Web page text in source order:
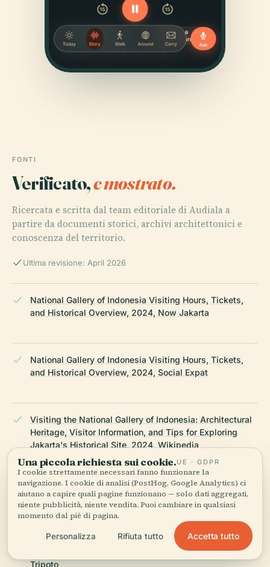
FONTI
Verificato,e mostrato.
Ricercata e scritta dal team editoriale di Audiala a
partire da documenti storici, archivi architettonici e
conoscenza del territorio.
Ultima revisione: April 2026
National Gallery of Indonesia Visiting Hours, Tickets,
and Historical Overview, 2024, Now Jakarta
National Gallery of Indonesia Visiting Hours, Tickets,
and Historical Overview, 2024, Social Expat
Visiting the National Gallery of Indonesia: Architectural
Heritage, Visitor Information, and Tips for Exploring
Jakarta's Historical Site, 2024, Wikipedia
Architectural Review of Indonesian National Gallery,
2024, Neliti PDF
National Gallery of Indonesia Visitor Guide, 2024,
Tripoto
Una piccola richiesta sui cookie.UE · GDPR
I cookie strettamente necessari fanno funzionare la
navigazione. I cookie di analisi (PostHog, Google Analytics) ci
aiutano a capire quali pagine funzionano — solo dati aggregati,
niente pubblicità, niente vendita. Puoi cambiare in qualsiasi
momento dal piè di pagina.
Personalizza Rifiuta tutto Accetta tutto